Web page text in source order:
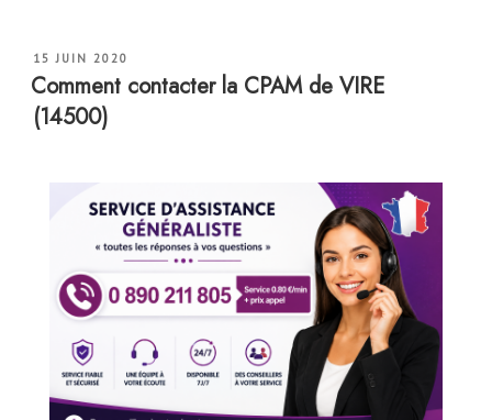
PUBLIÉ
LE
15 JUIN 2020
Comment contacter la CPAM de VIRE
(14500)